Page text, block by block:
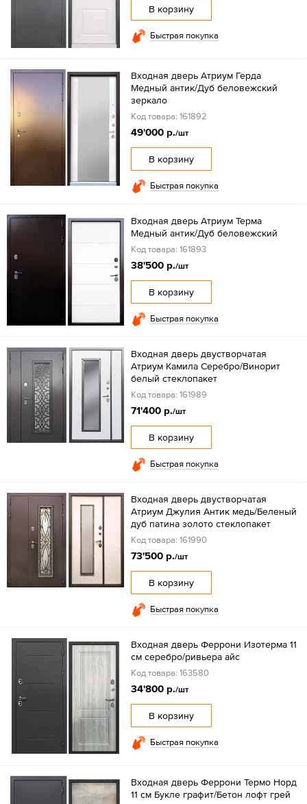
В корзину
Быстрая покупка
Входная дверь Атриум Герда
Медный антик/Дуб беловежский
зеркало
Код товара: 161892
49'000 р./шт
В корзину
Быстрая покупка
Входная дверь Атриум Терма
Медный антик/Дуб беловежский
Код товара: 161893
38'500 р./шт
В корзину
Быстрая покупка
Входная дверь двустворчатая
Атриум Камила Серебро/Винорит
белый стеклопакет
Код товара: 161989
71'400 р./шт
В корзину
Быстрая покупка
Входная дверь двустворчатая
Атриум Джулия Антик медь/Беленый
дуб патина золото стеклопакет
Код товара: 161990
73'500 р./шт
В корзину
Быстрая покупка
Входная дверь Феррони Изотерма 11
см серебро/ривьера айс
Код товара: 163580
34'800 р./шт
В корзину
Быстрая покупка
Входная дверь Феррони Термо Норд
11 см Букле графит/Бетон лофт грей